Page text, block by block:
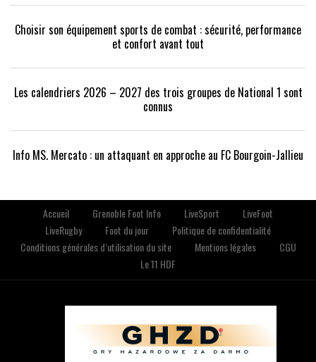
Choisir son équipement sports de combat : sécurité, performance
et confort avant tout
Les calendriers 2026 – 2027 des trois groupes de National 1 sont
connus
Info MS. Mercato : un attaquant en approche au FC Bourgoin-Jallieu
Accueil Grenoble Foot Info LiveSport
LiveFoot
LiveRugby
Foot du jour
Politique de confidentialité
Conditions générales d’utilisation du site
Mentions légales
CGU
Le 11 HDF